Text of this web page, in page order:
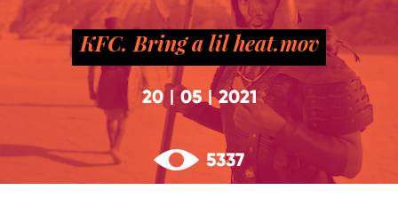
KFC. Bring a lil heat.mov
20 |05 |2021
5337